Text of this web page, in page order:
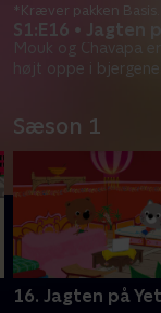
S1:E16 • Jagten
Mouk og Chavapa
højt oppe i
*Kræver pakken
Sæson 1
16. Jagten på